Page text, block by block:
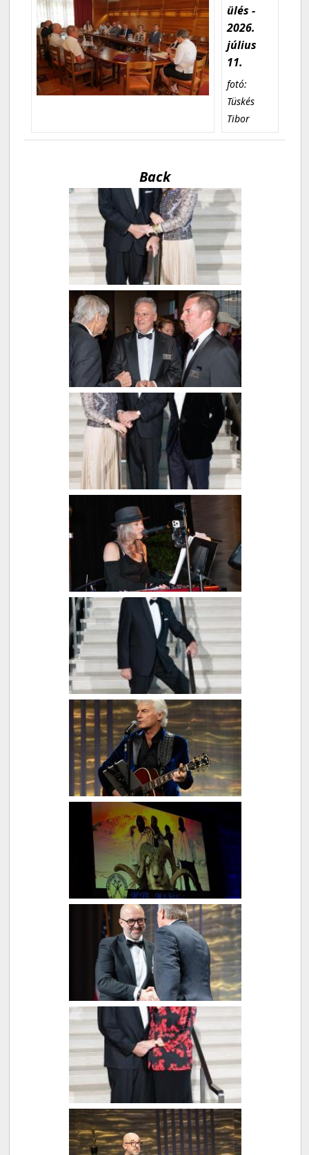
ülés -
2026.
július
11.
fotó:
Tüskés
Tibor
Back